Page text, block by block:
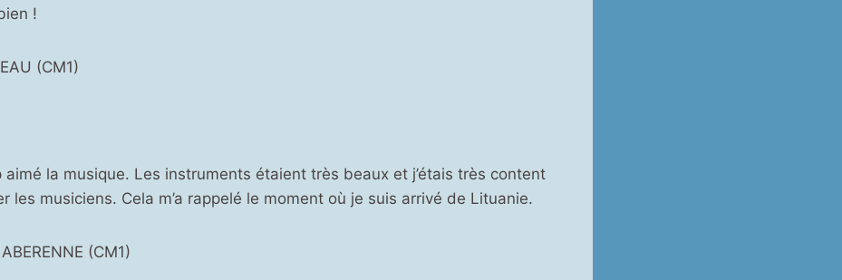
!
(CM1)
aimé la musique. Les instruments étaient très beaux et j’étais très content
les musiciens. Cela m’a rappelé le moment où je suis arrivé de Lituanie.
(CM1)